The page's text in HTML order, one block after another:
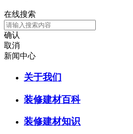
在线搜索
确认
取消
新闻中心
关于我们
装修建材百科
装修建材知识